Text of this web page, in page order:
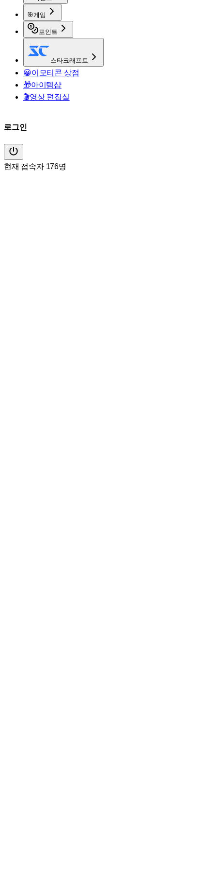
🎯게임
포인트
스타크래프트
😀이모티콘 상점
🎁아이템샵
🎬영상 편집실
로그인
현재 접속자 176명